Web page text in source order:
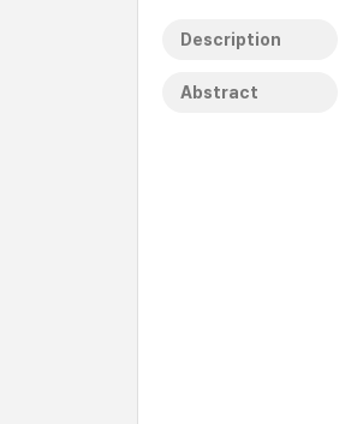
Description
Abstract